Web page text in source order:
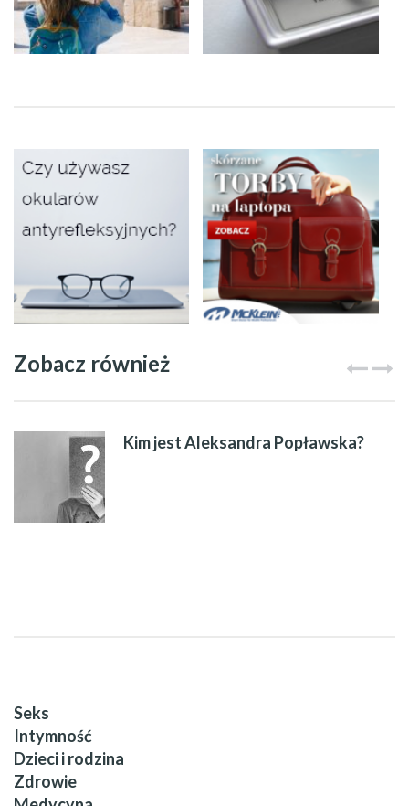
Zobacz również
Kim jest Aleksandra Popławska?
Seks
Intymność
Dzieci i rodzina
Zdrowie